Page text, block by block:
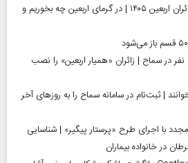
توصیه‌های تغذیه‌ای برای زائران اربعین ۱۴۰۵ | در گرمای اربعین چه بخوریم و
در سماح | زائران «همیار اربعین» را نصب
ارز اربعین ۱۴۰۵ بخوانند | ثبت‌نام در سامانه سماح را به روز‌های آخر
مجدد با اجرای طرح «پرستار پیگیر» | شناسایی